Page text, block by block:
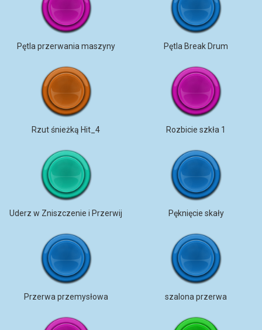
Pętla przerwania maszyny Pętla Break Drum
Rzut śnieżką Hit_4 Rozbicie szkła 1
Uderz w Zniszczenie i Przerwij Pęknięcie skały
Przerwa przemysłowa szalona przerwa